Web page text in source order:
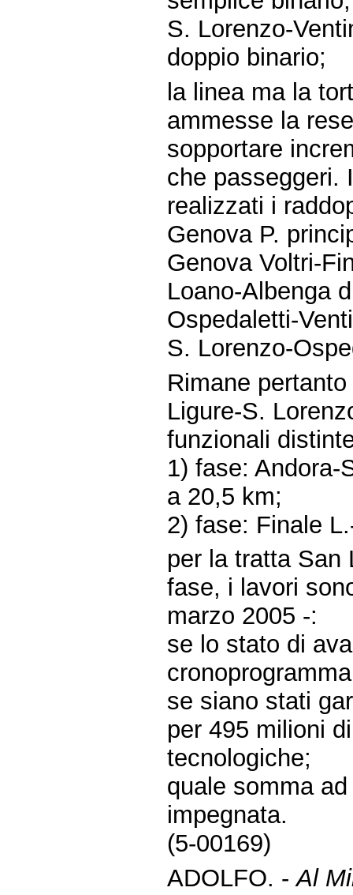
S. Lorenzo-
doppio binario;
la linea ma la
ammesse la
sopportare
che passeggeri.
realizzati i
Genova P.
Genova Voltri-
Loano-Albenga
Ospedaletti-
S. Lorenzo-
Rimane
Ligure-S.
funzionali
1) fase: Andora-
a 20,5 km;
2) fase: Finale
per la tratta San
fase, i lavori
marzo 2005 -:
se lo stato di
se siano stati
per 495 milioni
tecnologiche;
quale somma
impegnata.
(5-00169)
ADOLFO. -Al